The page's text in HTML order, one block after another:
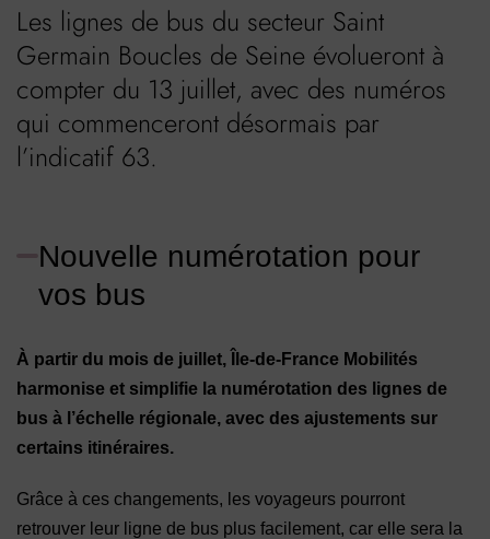
Les lignes de bus du secteur Saint
Germain Boucles de Seine évolueront à
compter du 13 juillet, avec des numéros
qui commenceront désormais par
l’indicatif 63.
Nouvelle numérotation pour
vos bus
À partir du mois de juillet, Île-de-France Mobilités
harmonise et simplifie la numérotation des lignes de
bus à l’échelle régionale, avec des ajustements sur
certains itinéraires.
Grâce à ces changements, les voyageurs pourront
retrouver leur ligne de bus plus facilement, car elle sera la